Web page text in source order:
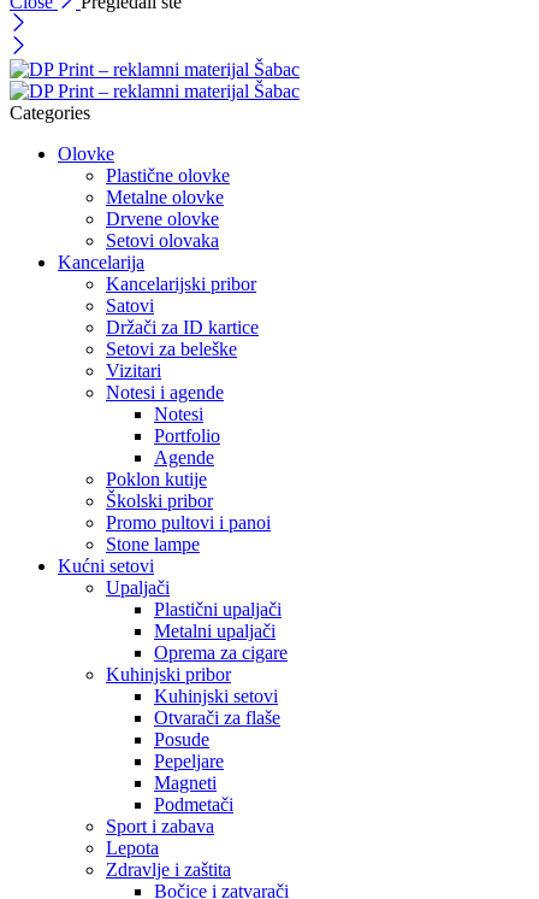
Categories
Olovke
Plastične olovke
Metalne olovke
Drvene olovke
Setovi olovaka
Kancelarija
Kancelarijski pribor
Satovi
Držači za ID kartice
Setovi za beleške
Vizitari
Notesi i agende
Notesi
Portfolio
Agende
Poklon kutije
Školski pribor
Promo pultovi i panoi
Stone lampe
Kućni setovi
Upaljači
Plastični upaljači
Metalni upaljači
Oprema za cigare
Kuhinjski pribor
Kuhinjski setovi
Otvarači za flaše
Posude
Pepeljare
Magneti
Podmetači
Sport i zabava
Lepota
Zdravlje i zaštita
Bočice i zatvarači